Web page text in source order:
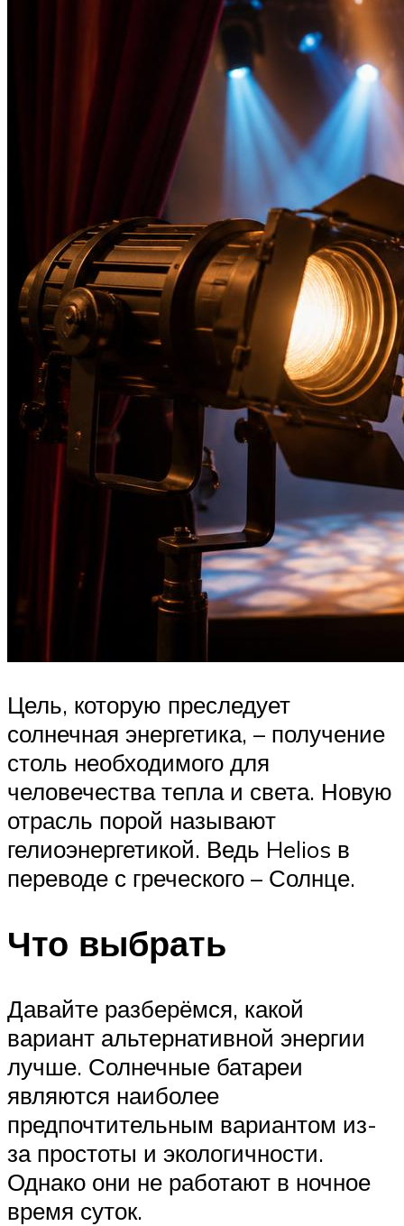
Цель, которую преследует
солнечная энергетика, – получение
столь необходимого для
человечества тепла и света. Новую
отрасль порой называют
гелиоэнергетикой. Ведь Helios в
переводе с греческого – Солнце.
Что выбрать
Давайте разберёмся, какой
вариант альтернативной энергии
лучше. Солнечные батареи
являются наиболее
предпочтительным вариантом из-
за простоты и экологичности.
Однако они не работают в ночное
время суток.